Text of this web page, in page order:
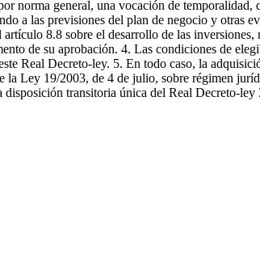
norma general, una vocación de temporalidad,
a las previsiones del plan de negocio y otras
8.8 sobre el desarrollo de las inversiones,
de su aprobación. 4. Las condiciones de
Real Decreto-ley. 5. En todo caso, la
la Ley 19/2003, de 4 de julio, sobre régimen
transitoria única del Real Decreto-